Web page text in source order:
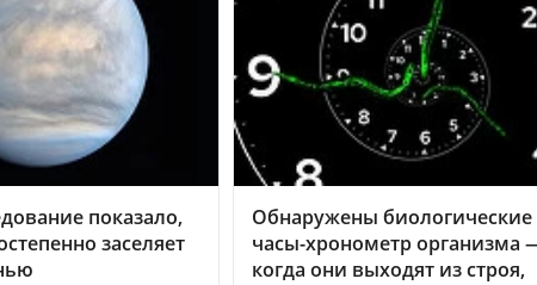
показало,
заселяет
Обнаружены биологические
часы-хронометр организма
когда они выходят из строя,